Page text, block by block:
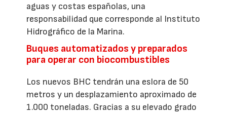
aguas y costas españolas, una
responsabilidad que corresponde al Instituto
Hidrográfico de la Marina.
Buques automatizados y preparados
para operar con biocombustibles
Los nuevos BHC tendrán una eslora de 50
metros y un desplazamiento aproximado de
1.000 toneladas. Gracias a su elevado grado